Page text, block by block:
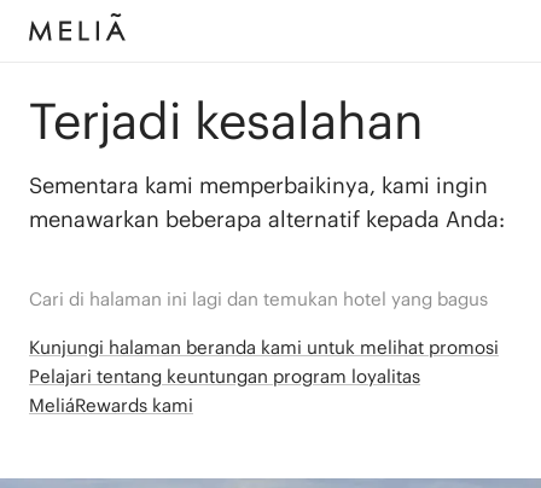
Terjadi kesalahan
Sementara kami memperbaikinya, kami ingin
menawarkan beberapa alternatif kepada Anda:
Cari di halaman ini lagi dan temukan hotel yang bagus
Kunjungi halaman beranda kami untuk melihat promosi
Pelajari tentang keuntungan program loyalitas
MeliáRewards kami